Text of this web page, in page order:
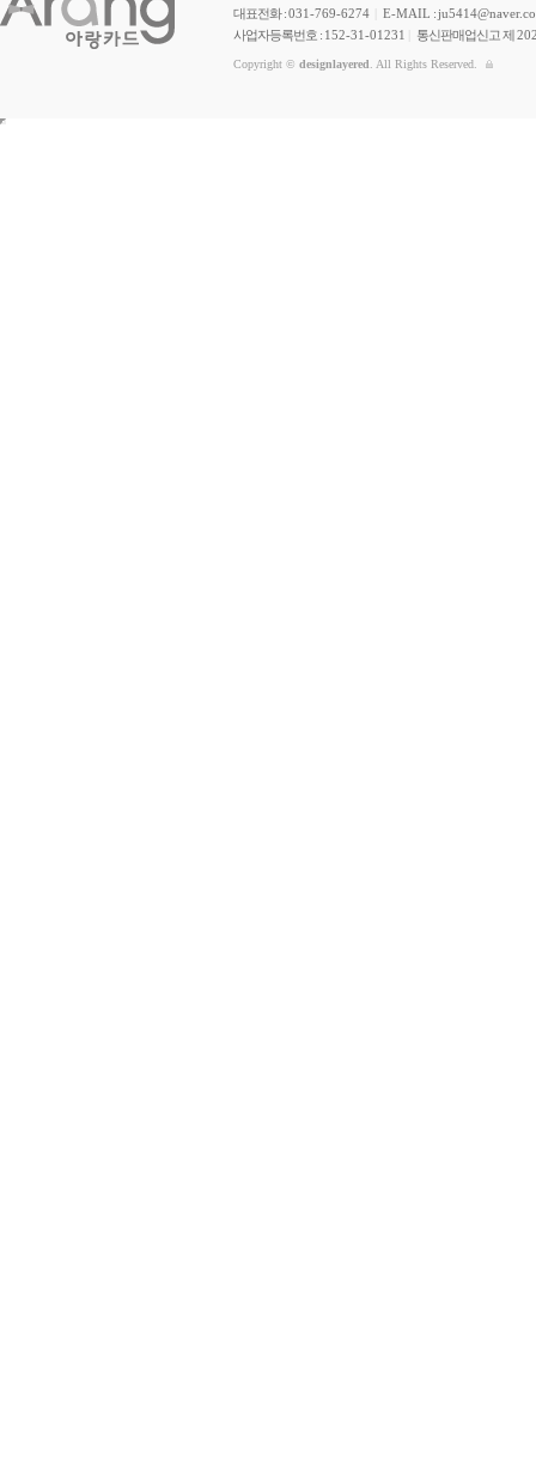
대표전화 :031-769-6274 E-MAIL :
사업자등록번호 : 152-31-01231 통신판매업신고 제
Copyright © designlayered . All Rights Reserved.